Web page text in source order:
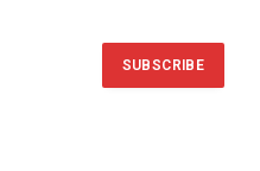
SUBSCRIBE